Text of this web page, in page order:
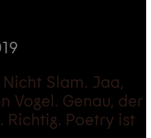
Slam. Jaa,
Vogel. Genau, der
Richtig. Poetry ist